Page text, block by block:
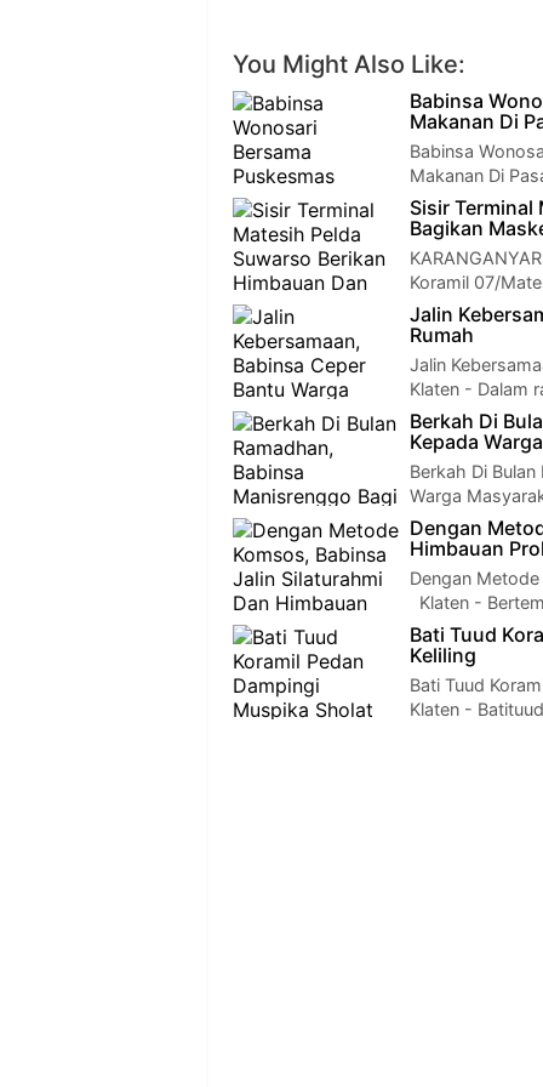
You Might Also Like:
Babinsa
Makanan Di
Babinsa
Makanan Di
Sisir Terminal
Bagikan
Koramil 07/
Jalin
Rumah
Jalin
Klaten - Dalam
Berkah Di
Kepada
Berkah Di
Warga
Dengan
Himbauan
Dengan
Klaten -
Bati Tuud
Keliling
Bati Tuud
Klaten -